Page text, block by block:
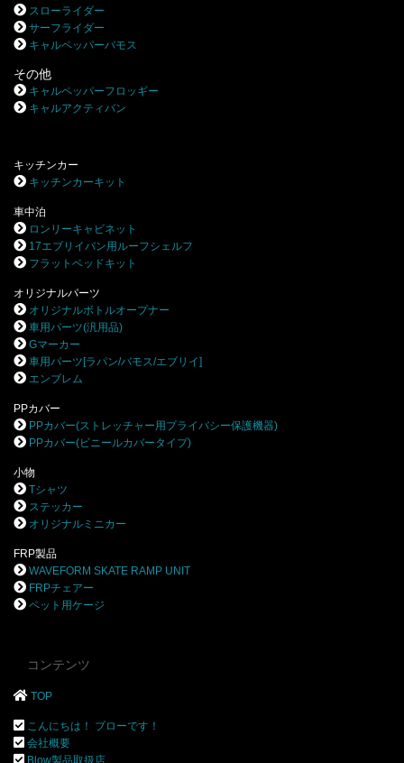
スローライダー
サーフライダー
キャルペッパーバモス
その他
キャルペッパーフロッギー
キャルアクティバン
キッチンカー
キッチンカーキット
車中泊
ロンリーキャビネット
17エブリイバン用ルーフシェルフ
フラットベッドキット
オリジナルパーツ
オリジナルボトルオープナー
車用パーツ(汎用品)
Gマーカー
車用パーツ[ラパン/バモス/エブリイ]
エンブレム
PPカバー
PPカバー(ストレッチャー用プライバシー保護機器)
PPカバー(ビニールカバータイプ)
小物
Tシャツ
ステッカー
オリジナルミニカー
FRP製品
WAVEFORM SKATE RAMP UNIT
FRPチェアー
ペット用ケージ
コンテンツ
TOP
こんにちは！ ブローです！
会社概要
Blow製品取扱店